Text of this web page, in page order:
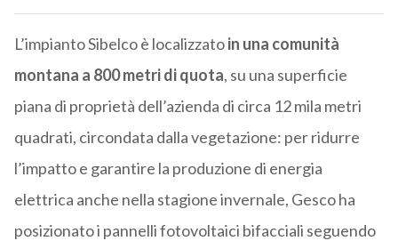
L’impianto Sibelco è localizzatoin una comunità
montana a 800 metri di quota, su una superficie
piana di proprietà dell’azienda di circa 12 mila metri
quadrati, circondata dalla vegetazione: per ridurre
l’impatto e garantire la produzione di energia
elettrica anche nella stagione invernale, Gesco ha
posizionato i pannelli fotovoltaici bifacciali seguendo